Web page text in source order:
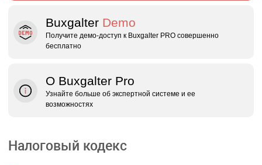
Buxgalter Demo
Получите демо‑доступ к Buxgalter PRO совершенно
бесплатно
О Buxgalter Pro
Узнайте больше об экспертной системе и ее
возможностях
Налоговый кодекс